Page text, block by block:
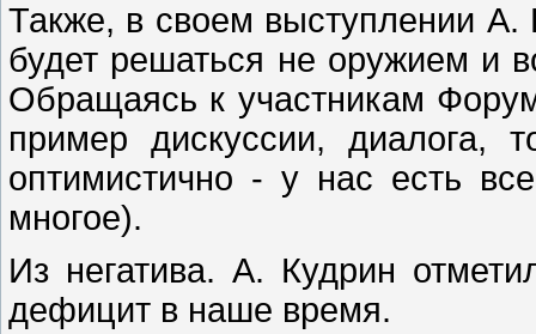
Также, в своем выступлении А.
будет решаться не оружием и
Обращаясь к участникам
пример дискуссии, диалога,
оптимистично - у нас есть
многое).
Из негатива. А. Кудрин
дефицит в наше время.